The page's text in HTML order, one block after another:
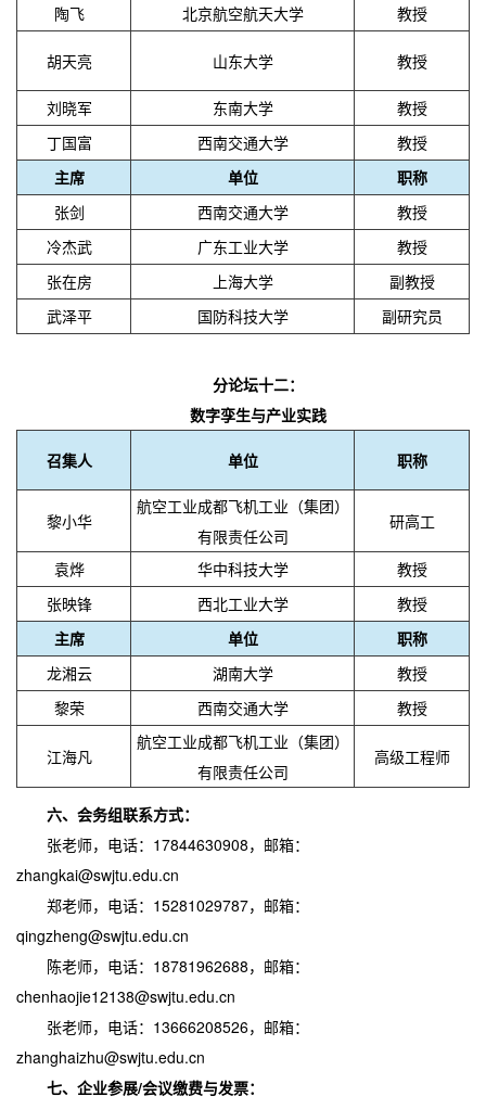
陶飞
北京航空航天大学 教授
胡天亮 山东大学 教授
刘晓军 东南大学
教授
丁国富
西南交通大学
教授
主席
单位
职称
张剑
西南交通大学
教授
冷杰武
广东工业大学
教授
张在房
上海大学
副教授
武泽平
国防科技大学 副研究员
分论坛十二：
数字孪生与产业实践
召集人 单位 职称
黎小华
航空工业成都飞机工业（集团）
有限责任公司
研高工
袁烨 华中科技大学
教授
张映锋
西北工业大学
教授
主席
单位
职称
龙湘云
湖南大学
教授
黎荣
西南交通大学 教授
江海凡
航空工业成都飞机工业（集团）
有限责任公司
高级工程师
六、 会务组联系方式：
张老师，电话： 17844630908，邮箱：
zhangkai@swjtu.edu.cn
郑老师，电话： 15281029787，邮箱：
qingzheng@swjtu.edu.cn
陈老师，电话： 18781962688，邮箱：
chenhaojie12138@swjtu.edu.cn
张老师，电话： 13666208526，邮箱：
zhanghaizhu@swjtu.edu.cn
七、 企业参展/会议缴费与发票：